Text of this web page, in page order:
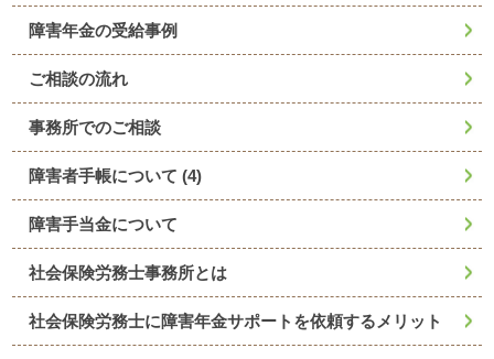
障害年金の受給事例
ご相談の流れ
事務所でのご相談
障害者手帳について (4)
障害手当金について
社会保険労務士事務所とは
社会保険労務士に障害年金サポートを依頼するメリット